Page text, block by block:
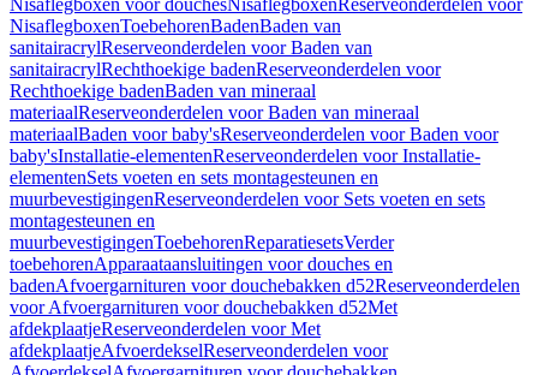
Nisaflegboxen voor douchesNisaflegboxenReserveonderdelen voor
NisaflegboxenToebehorenBadenBaden van
sanitairacrylReserveonderdelen voor Baden van
sanitairacrylRechthoekige badenReserveonderdelen voor
Rechthoekige badenBaden van mineraal
materiaalReserveonderdelen voor Baden van mineraal
materiaalBaden voor baby'sReserveonderdelen voor Baden voor
baby'sInstallatie-elementenReserveonderdelen voor Installatie-
elementenSets voeten en sets montagesteunen en
muurbevestigingenReserveonderdelen voor Sets voeten en sets
montagesteunen en
muurbevestigingenToebehorenReparatiesetsVerder
toebehorenApparaataansluitingen voor douches en
badenAfvoergarnituren voor douchebakken d52Reserveonderdelen
voor Afvoergarnituren voor douchebakken d52Met
afdekplaatjeReserveonderdelen voor Met
afdekplaatjeAfvoerdekselReserveonderdelen voor